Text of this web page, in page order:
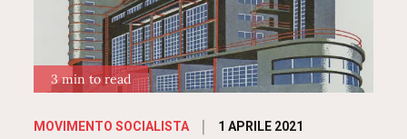
3 min to read
MOVIMENTO SOCIALISTA
Posted
1 APRILE 2021